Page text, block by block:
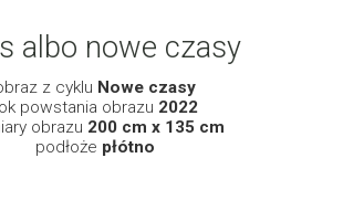
albo nowe czasy
z cyklu Nowe czasy
powstania obrazu 2022
obrazu 200 cm x 135 cm
podłoże płótno